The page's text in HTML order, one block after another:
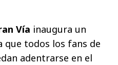
Vía inaugura un
todos los fans de
adentrarse en el